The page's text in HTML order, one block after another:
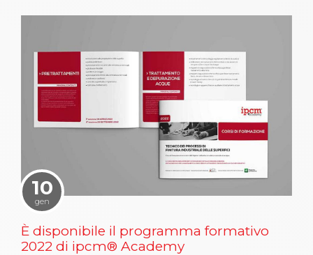
10
gen
È disponibile il programma formativo
2022 di ipcm® Academy